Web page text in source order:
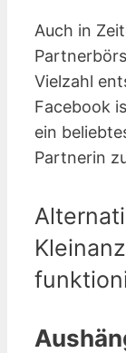
Auch in
Vielzahl
Facebook
ein
Partnerin